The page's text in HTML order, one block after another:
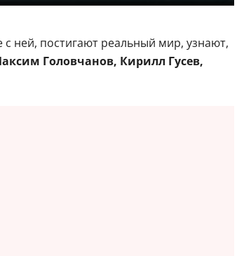
ней, постигают реальный мир, узнают,
Головчанов, Кирилл Гусев,